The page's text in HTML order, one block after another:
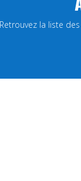
Retrouvez la liste